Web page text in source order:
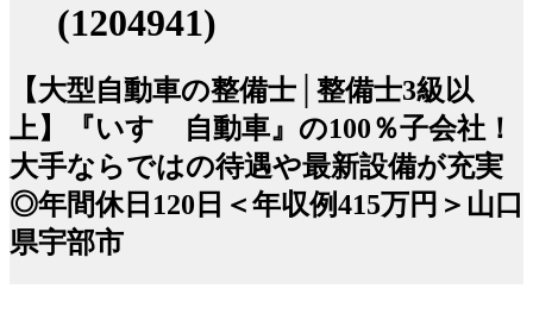
(1204941)
【大型自動車の整備士│整備士3級以
上】『いすゞ自動車』の100％子会社！
大手ならではの待遇や最新設備が充実
◎年間休日120日＜年収例415万円＞山口
県宇部市